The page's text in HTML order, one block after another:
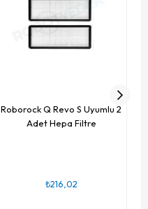
Roborock Q Revo S Uyumlu 2
Adet Hepa Filtre
₺216,02